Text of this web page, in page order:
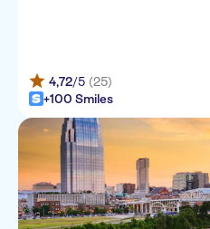
4,72/5 (25)
+100 Smiles